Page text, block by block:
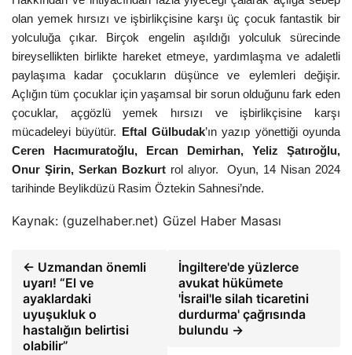
olan yemek hırsızı ve işbirlikçisine karşı üç çocuk fantastik bir
yolculuğa çıkar. Birçok engelin aşıldığı yolculuk sürecinde
bireysellikten birlikte hareket etmeye, yardımlaşma ve adaletli
paylaşıma kadar çocukların düşünce ve eylemleri değişir.
Açlığın tüm çocuklar için yaşamsal bir sorun olduğunu fark eden
çocuklar, açgözlü yemek hırsızı ve işbirlikçisine karşı
mücadeleyi büyütür.
Eftal Gülbudak’ın yazıp yönettiği oyunda
Ceren Hacımuratoğlu, Ercan Demirhan, Yeliz Şatıroğlu,
Onur Şirin, Serkan Bozkurtrol alıyor. Oyun, 14 Nisan 2024
tarihinde Beylikdüzü Rasim Öztekin Sahnesi’nde.
Kaynak: (guzelhaber.net) Güzel Haber Masası
← Uzmandan önemli
uyarı! “El ve
ayaklardaki
uyuşukluk o
hastalığın belirtisi
olabilir”
İngiltere'de yüzlerce
avukat hükümete
'İsrail'le silah ticaretini
durdurma' çağrısında
bulundu →